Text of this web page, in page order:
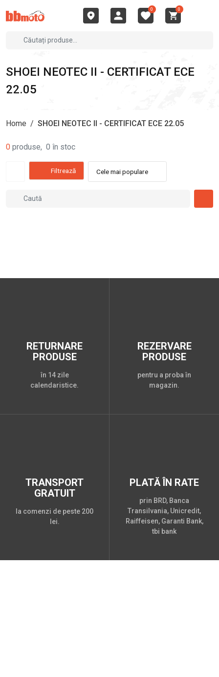
0 0
SHOEI NEOTEC II - CERTIFICAT ECE
22.05
Home / SHOEI NEOTEC II - CERTIFICAT ECE 22.05
0 produse, 0 în stoc
Filtrează Cele mai populare
RETURNARE
PRODUSE
în 14 zile
calendaristice.
REZERVARE
PRODUSE
pentru a proba în
magazin.
TRANSPORT
GRATUIT
la comenzi de peste 200
lei.
PLATĂ ÎN RATE
prin BRD, Banca
Transilvania, Unicredit,
Raiffeisen, Garanti Bank,
tbi bank